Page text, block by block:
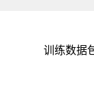
训练数据